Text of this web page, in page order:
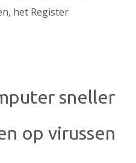
het Register
sneller
op virussen